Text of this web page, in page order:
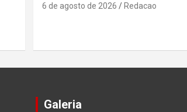
6 de agosto de 2026 Redacao
Galeria